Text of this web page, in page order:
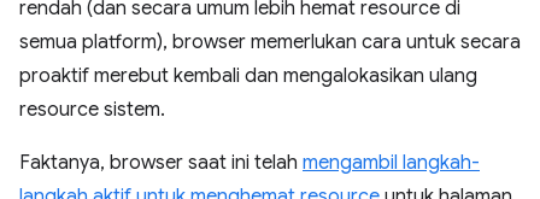
rendah (dan secara umum lebih hemat resource di
semua platform), browser memerlukan cara untuk secara
proaktif merebut kembali dan mengalokasikan ulang
resource sistem.
Faktanya, browser saat ini telah mengambil langkah-